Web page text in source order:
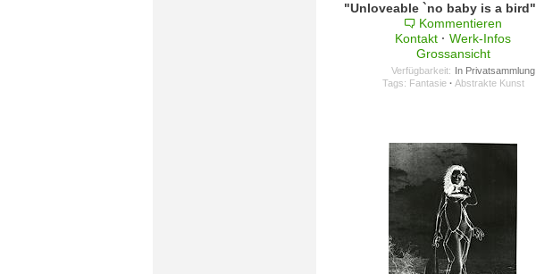
"Unloveable `no baby is a bird"
Kommentieren
Kontakt · Werk-Infos
Grossansicht
Verfügbarkeit: In Privatsammlung
Tags: Fantasie · Abstrakte Kunst